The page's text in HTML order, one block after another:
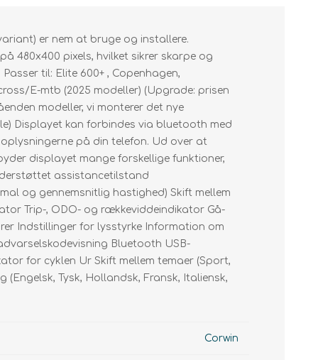
Display Elcykler
Display Kasetter
Tandhjul
er nem at bruge og installere.
480x400 pixels, hvilket sikrer skarpe og
til: Elite 600+ , Copenhagen,
E-mtb (2025 modeller) (Upgrade: prisen
modeller, vi monterer det nye
Displayet kan forbindes via bluetooth med
på din telefon. Ud over at
displayet mange forskellige funktioner,
assistancetilstand
og gennemsnitlig hastighed) Skift mellem
Trip-, ODO- og rækkeviddeindikator Gå-
Indstillinger for lysstyrke Information om
Bluetooth USB-
for cyklen Ur Skift mellem temaer (Sport,
(Engelsk, Tysk, Hollandsk, Fransk, Italiensk,
Corwin